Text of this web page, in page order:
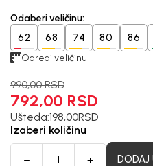
Odaberi veličinu:
62 68 74 80 86
Odredi veličinu
990,00 RSD
792,00 RSD
Ušteda:198,00RSD
Izaberi količinu
DODAJ